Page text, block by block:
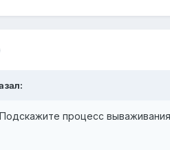
Подскажите процесс